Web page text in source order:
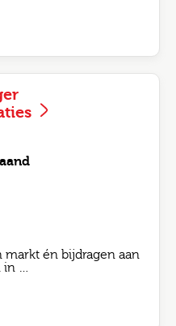
én bijdragen aan
in …